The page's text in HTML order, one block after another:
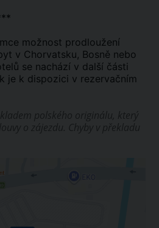
možnost prodloužení
v Chorvatsku, Bosně nebo
se nachází v další části
je k dispozici v rezervačním